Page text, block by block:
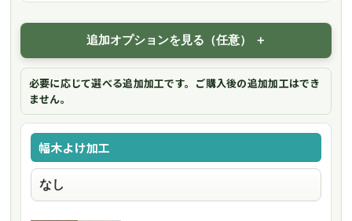
追加オプションを見る（任意）
必要に応じて選べる追加加工です。ご購入後の追加加工はでき
ません。
幅木よけ加工